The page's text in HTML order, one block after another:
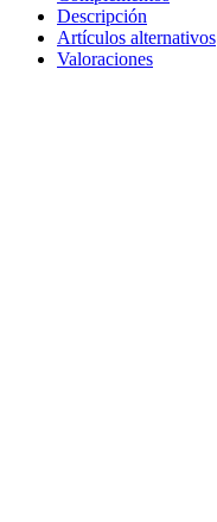
Descripción
Artículos alternativos
Valoraciones